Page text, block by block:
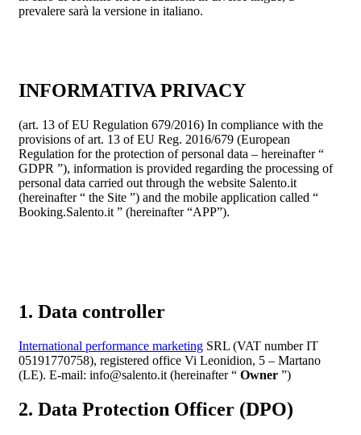
prevalere sarà la versione in italiano.
INFORMATIVA PRIVACY
(art. 13 of EU Regulation 679/2016) In compliance with the
provisions of art. 13 of EU Reg. 2016/679 (European
Regulation for the protection of personal data – hereinafter “
GDPR ”), information is provided regarding the processing of
personal data carried out through the website Salento.it
(hereinafter “ the Site ”) and the mobile application called “
Booking.Salento.it ” (hereinafter “APP”).
1. Data controller
International performance marketing SRL (VAT number IT
05191770758), registered office Vi Leonidion, 5 – Martano
(LE). E-mail: info@salento.it (hereinafter “ Owner ”)
2. Data Protection Officer (DPO)